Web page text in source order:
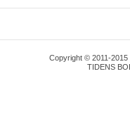
Copyright © 2011-2015
TIDENS